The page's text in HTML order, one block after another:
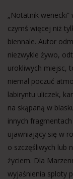
„Notatnik
czymś więcej niż
biennale. Autor
niezwykle żywo,
urokliwych miejsc,
niemal poczuć
labiryntu uliczek,
na skąpaną w
innych
ujawniający się w
o szczęśliwych lub
życiem. Dla
wyjaśnienia sploty